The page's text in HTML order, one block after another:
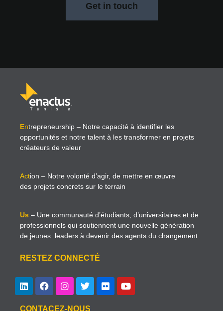
Get in touch
Entrepreneurship – Notre capacité à identifier les
opportunités et notre talent à les transformer en projets
créateurs de valeur
Action – Notre volonté d’agir, de mettre en œuvre
des projets concrets sur le terrain
Us – Une communauté d’étudiants, d’universitaires et de
professionnels qui soutiennent une nouvelle génération
de jeunes leaders à devenir des agents du changement
RESTEZ CONNECTÉ
CONTACEZ-NOUS